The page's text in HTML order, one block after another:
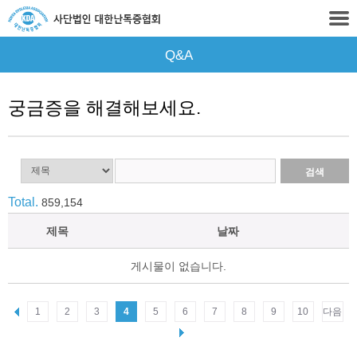
Q&A
궁금증을 해결해보세요.
Total. 859,154
제목 날짜
게시물이 없습니다.
1 2 3 4 5 6 7 8 9 10 다음